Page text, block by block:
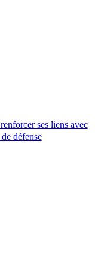
ses liens avec
défense